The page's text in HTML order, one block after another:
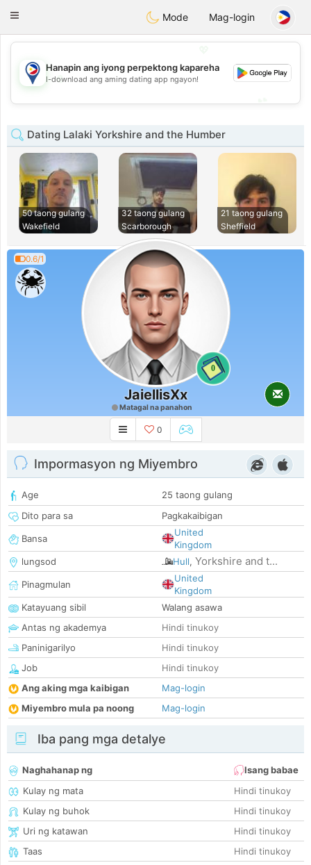
PhilippinesChat
Toggle
Mode Mag-login
💖
💕
Hanapin ang iyong perpektong kapareha
I-download ang aming dating app ngayon!
Dating Lalaki Yorkshire and the Humber
50 taong gulang
Wakefield
32 taong gulang
Scarborough
21 taong gulang
Sheffield
0.6/1
0
JaiellisXx
Matagal na panahon
0
Impormasyon ng Miyembro
Age
25 taong gulang
Dito para sa
Pagkakaibigan
Bansa
United
Kingdom
lungsod
Hull, Yorkshire and t...
Pinagmulan
United
Kingdom
Katayuang sibil
Walang asawa
Antas ng akademya
Hindi tinukoy
Paninigarilyo
Hindi tinukoy
Job
Hindi tinukoy
Ang aking mga kaibigan
Mag-login
Miyembro mula pa noong
Mag-login
Iba pang mga detalye
Naghahanap ng
Isang babae
Kulay ng mata
Hindi tinukoy
Kulay ng buhok
Hindi tinukoy
Uri ng katawan
Hindi tinukoy
Taas
Hindi tinukoy